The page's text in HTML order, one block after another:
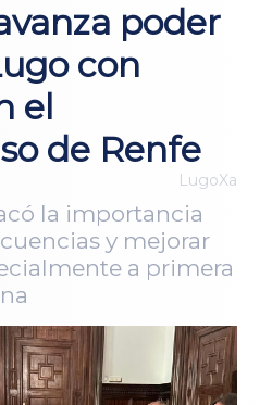
poder
con
el
de Renfe
LugoXa
la importancia
y mejorar
a primera